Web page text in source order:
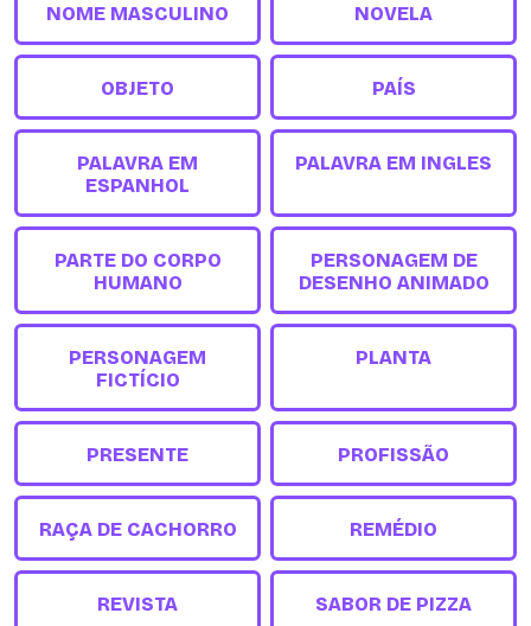
NOME MASCULINO NOVELA
OBJETO PAÍS
PALAVRA EM
ESPANHOL
PALAVRA EM INGLES
PARTE DO CORPO
HUMANO
PERSONAGEM DE
DESENHO ANIMADO
PERSONAGEM
FICTÍCIO
PLANTA
PRESENTE PROFISSÃO
RAÇA DE CACHORRO REMÉDIO
REVISTA SABOR DE PIZZA